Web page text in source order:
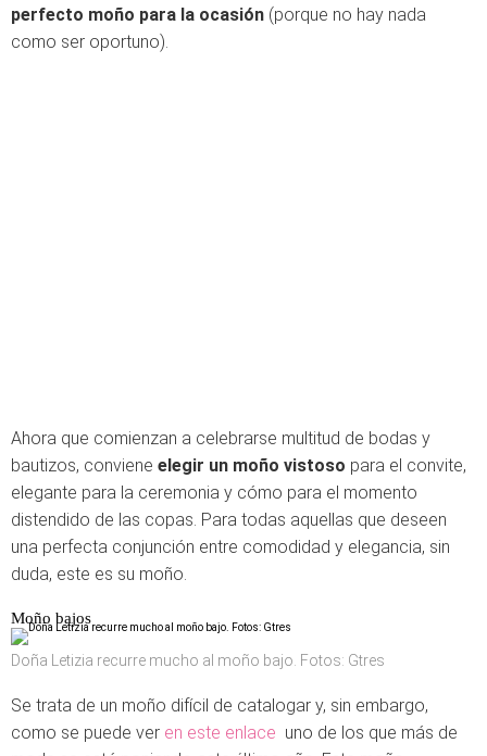
perfecto moño para la ocasión (porque no hay nada
como ser oportuno).
Ahora que comienzan a celebrarse multitud de bodas y
bautizos, conviene elegir un moño vistoso para el convite,
elegante para la ceremonia y cómo para el momento
distendido de las copas. Para todas aquellas que deseen
una perfecta conjunción entre comodidad y elegancia, sin
duda, este es su moño.
Moño bajos
Doña Letizia recurre mucho al moño bajo. Fotos: Gtres
Se trata de un moño difícil de catalogar y, sin embargo,
como se puede ver en este enlace uno de los que más de